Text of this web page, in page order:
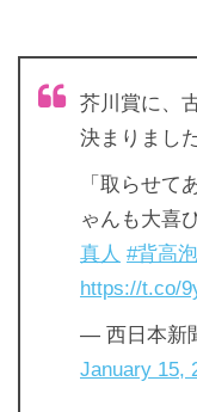
芥川賞に、
決まりまし
「取らせて
ゃんも大喜
真人 #背高
https://t.co/
— 西日本新
January 15,